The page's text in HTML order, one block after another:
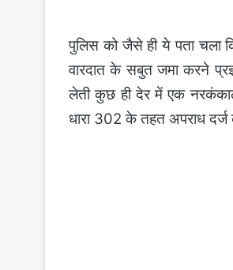
पुलिस को जैसे ही ये पता चला
वारदात के सबुत जमा करने
लेती कुछ ही देर में एक
धारा 302 के तहत अपराध